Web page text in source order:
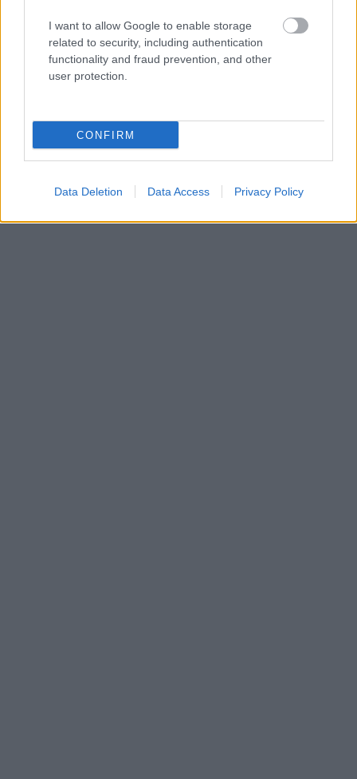
I want to allow Google to enable storage
related to security, including authentication
functionality and fraud prevention, and other
user protection.
CONFIRM
Data Deletion Data Access Privacy Policy